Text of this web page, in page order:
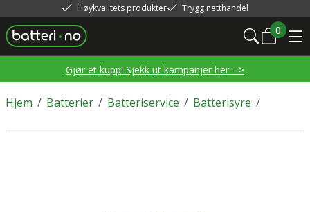
Høykvalitets produkter Trygg netthandel
0
Gjør et kupp! Sjekk ut kampanjer her -->
/
Hjem /
Batterier /
Batteriservice /
Batterisyre